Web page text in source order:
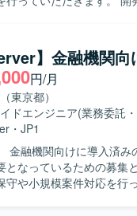
を行います。RDB/SQLを
ータ移行方針の整理、移
す。 【求める人物像】 関係者と連携しながら主体的にコミュ
を取れる方を求めており
粘り強く対応いただける
を歓迎いたします。 【ポジションの魅力】 IFS
幹システム導入プロジェ
産管理などの幅広い業務
ことで、ERP導入プロジ
ックの実装を行います。
】金融機関向
円/月
東京都）
ドエンジニア(業務委託
・ JP1
金融機関向けに導入済
るための募集となります。 【作業内容】 金融機
守や小規模案件対応を行